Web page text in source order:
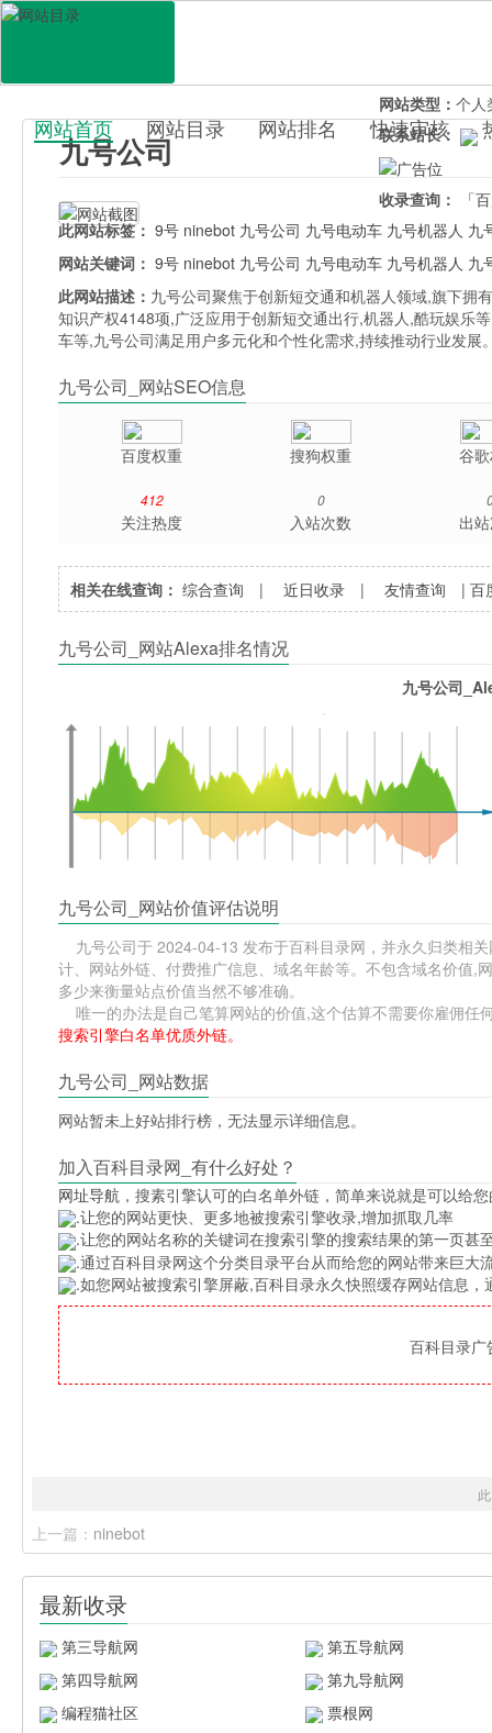
百科目录
网站首页 网站目录 网站排名 快速审核
九号公司
网站类型： 个人
联系站长：
收录查询：
「
此网站标签： 9号 ninebot 九号公司 九号电动车 九号机器人 九
网站关键词： 9号 ninebot 九号公司 九号电动车 九号机器人 九
此网站描述： 九号公司聚焦于创新短交通和机器人领域,旗下拥
知识产权4148项,广泛应用于创新短交通出行,机器人,酷玩娱乐
车等,九号公司满足用户多元化和个性化需求,持续推动行业发展
九号公司_网站SEO信息
百度权重 搜狗权重 谷
412
关注热度
0
入站次数 出
相关在线查询： 综合查询 |近日收录 |友情查询 |百
九号公司_网站Alexa排名情况
九号公司
九号公司_网站价值评估说明
九号公司于 2024-04-13 发布于百科目录网，并永久归类相
计、网站外链、付费推广信息、域名年龄等。不包含域名价值
多少来衡量站点价值当然不够准确。
唯一的办法是自己笔算网站的价值,这个估算不需要你雇佣任
搜索引擎白名单优质外链。
九号公司_网站数据
网站暂未上好站排行榜，无法显示详细信息。
加入百科目录网_有什么好处？
网址导航 ，搜素引擎认可的白名单外链，简单来说就是可以给
.让您的网站更快、更多地被搜索引擎收录,增加抓取几率
.让您的网站名称的关键词在搜索引擎的搜索结果的第一页甚
.通过百科目录网这个分类目录平台从而给您的网站带来巨大
.如您网站被搜索引擎屏蔽,百科目录永久快照缓存网站信息
百科目录
上一篇： ninebot
最新收录
第三导航网
第五导航网
第四导航网
第九导航网
编程猫社区
票根网